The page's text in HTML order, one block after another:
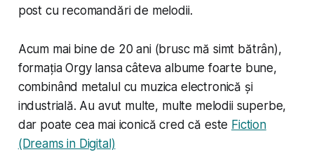
post cu recomandări de melodii.
Acum mai bine de 20 ani (brusc mă simt bătrân),
formația Orgy lansa câteva albume foarte bune,
combinând metalul cu muzica electronică și
industrială. Au avut multe, multe melodii superbe,
dar poate cea mai iconică cred că este Fiction
(Dreams in Digital)